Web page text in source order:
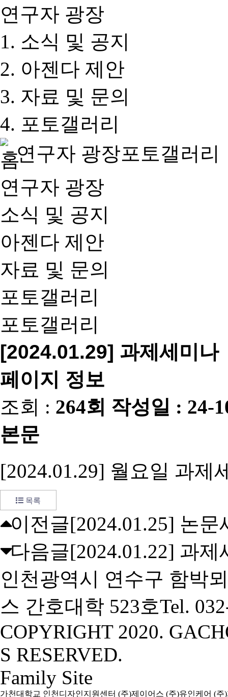
연구자 광장
소식 및 공지
아젠다 제안
자료 및 문의
포토갤러리
연구자 광장포토갤러리
연구자 광장
소식 및 공지
아젠다 제안
자료 및 문의
포토갤러리
포토갤러리
[2024.01.29] 과제세미나
페이지 정보
조회 : 264회 작성일 : 24-
본문
[2024.01.29] 월요일 과제
목록
이전글[2024.01.25] 논문
다음글[2024.01.22] 과제
인천광역시 연수구 함박
스 간호대학 523호Tel.
COPYRIGHT 2020.
S RESERVED.
Family Site
가천대학교 인천디자인지원센터 (주)제이어스 (주)유인케어 (주